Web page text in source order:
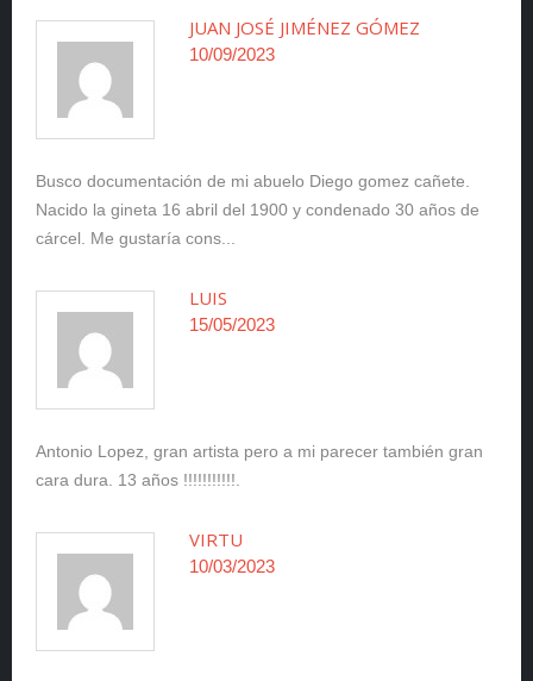
JUAN JOSÉ JIMÉNEZ GÓMEZ
10/09/2023
Busco documentación de mi abuelo Diego gomez cañete.
Nacido la gineta 16 abril del 1900 y condenado 30 años de
cárcel. Me gustaría cons...
LUIS
15/05/2023
Antonio Lopez, gran artista pero a mi parecer también gran
cara dura. 13 años !!!!!!!!!!!.
VIRTU
10/03/2023